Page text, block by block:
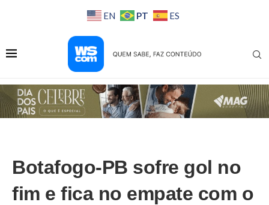
EN PT ES
Botafogo-PB sofre gol no
fim e fica no empate com o